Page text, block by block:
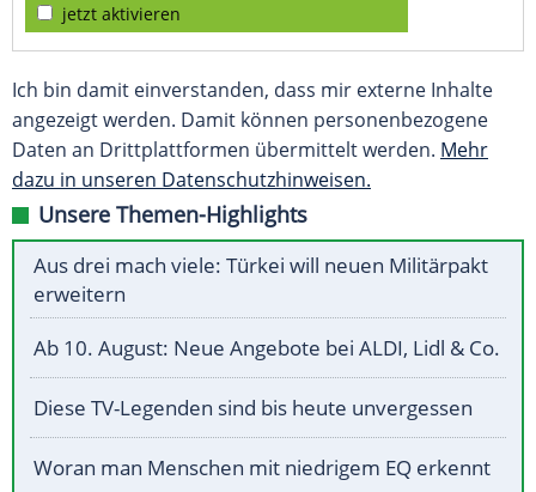
jetzt aktivieren
Ich bin damit einverstanden, dass mir externe Inhalte
angezeigt werden. Damit können personenbezogene
Daten an Drittplattformen übermittelt werden. Mehr
dazu in unseren Datenschutzhinweisen.
Unsere Themen-Highlights
Aus drei mach viele: Türkei will neuen Militärpakt
erweitern
Ab 10. August: Neue Angebote bei ALDI, Lidl & Co.
Diese TV-Legenden sind bis heute unvergessen
Woran man Menschen mit niedrigem EQ erkennt